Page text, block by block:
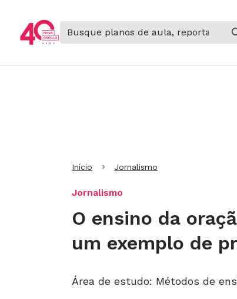
Início Jornalismo
Jornalismo
O ensino da
um exemplo de
Área de estudo: Métodos de